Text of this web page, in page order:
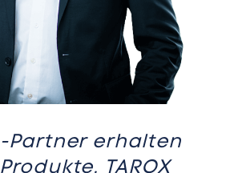
Partner erhalten
TAROX